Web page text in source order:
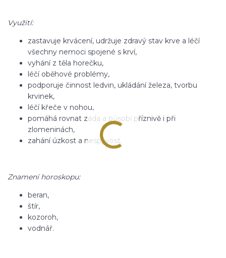
Využití:
zastavuje krvácení, udržuje zdravý stav krve a léčí
všechny nemoci spojené s krví,
vyhání z těla horečku,
léčí oběhové problémy,
podporuje činnost ledvin, ukládání železa, tvorbu
krvinek,
léčí křeče v nohou,
pomáhá rovnat záda a působí příznivě i při
zlomeninách,
zahání úzkost a nespavost.
Znamení horoskopu:
beran,
štír,
kozoroh,
vodnář.